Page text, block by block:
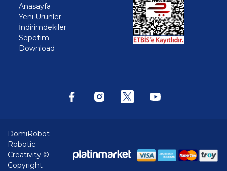
Anasayfa
Yeni Ürünler
İndirimdekiler
Sepetim
Download
DomiRobot
Robotic
Creativity ©
Copyright